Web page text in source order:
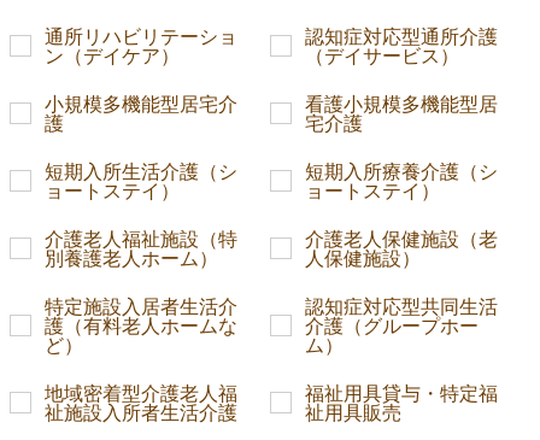
通所リハビリテーショ
ン（デイケア）
認知症対応型通所介護
（デイサービス）
小規模多機能型居宅介
護
看護小規模多機能型居
宅介護
短期入所生活介護（シ
ョートステイ）
短期入所療養介護（シ
ョートステイ）
介護老人福祉施設（特
別養護老人ホーム）
介護老人保健施設（老
人保健施設）
特定施設入居者生活介
護（有料老人ホームな
ど）
認知症対応型共同生活
介護（グループホー
ム）
地域密着型介護老人福
祉施設入所者生活介護
福祉用具貸与・特定福
祉用具販売